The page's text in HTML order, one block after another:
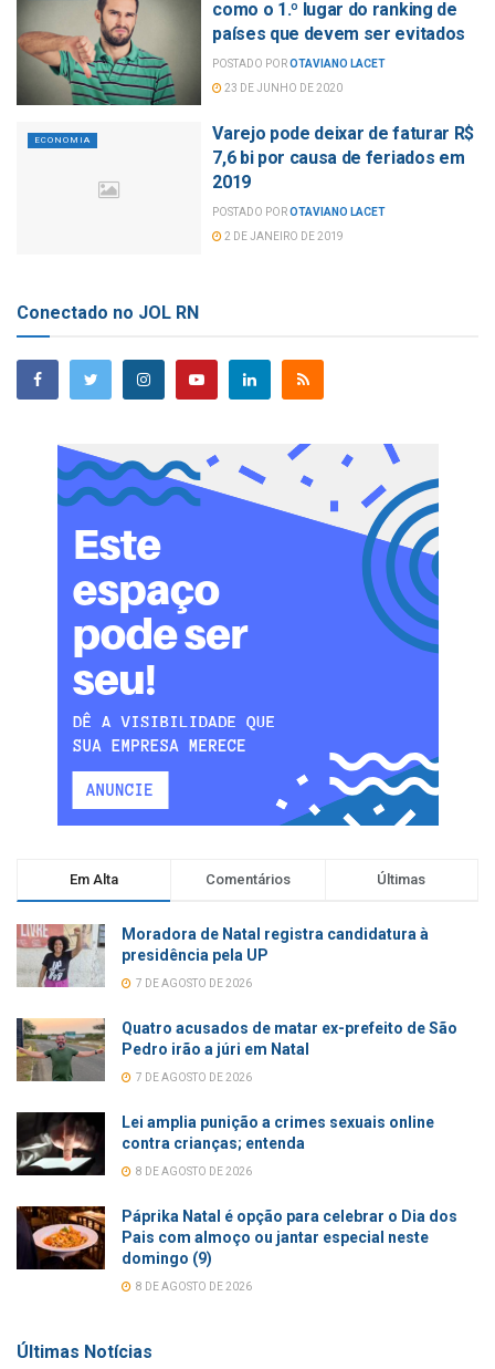
como o 1.º lugar do ranking de
países que devem ser evitados
POSTADO POROTAVIANO LACET
23 DE JUNHO DE 2020
ECONOMIA
Varejo pode deixar de faturar R$
7,6 bi por causa de feriados em
2019
POSTADO POROTAVIANO LACET
2 DE JANEIRO DE 2019
Conectado no JOL RN
Em Alta Comentários Últimas
Moradora de Natal registra candidatura à
presidência pela UP
7 DE AGOSTO DE 2026
Quatro acusados de matar ex-prefeito de São
Pedro irão a júri em Natal
7 DE AGOSTO DE 2026
Lei amplia punição a crimes sexuais online
contra crianças; entenda
8 DE AGOSTO DE 2026
Páprika Natal é opção para celebrar o Dia dos
Pais com almoço ou jantar especial neste
domingo (9)
8 DE AGOSTO DE 2026
Últimas Notícias